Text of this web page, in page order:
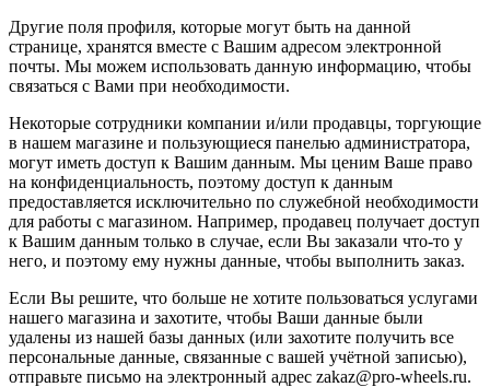
Другие поля профиля, которые могут быть на данной
странице, хранятся вместе с Вашим адресом электронной
почты. Мы можем использовать данную информацию, чтобы
связаться с Вами при необходимости.
Некоторые сотрудники компании и/или продавцы, торгующие
в нашем магазине и пользующиеся панелью администратора,
могут иметь доступ к Вашим данным. Мы ценим Ваше право
на конфиденциальность, поэтому доступ к данным
предоставляется исключительно по служебной необходимости
для работы с магазином. Например, продавец получает доступ
к Вашим данным только в случае, если Вы заказали что-то у
него, и поэтому ему нужны данные, чтобы выполнить заказ.
Если Вы решите, что больше не хотите пользоваться услугами
нашего магазина и захотите, чтобы Ваши данные были
удалены из нашей базы данных (или захотите получить все
персональные данные, связанные с вашей учётной записью),
отправьте письмо на электронный адрес zakaz@pro-wheels.ru.